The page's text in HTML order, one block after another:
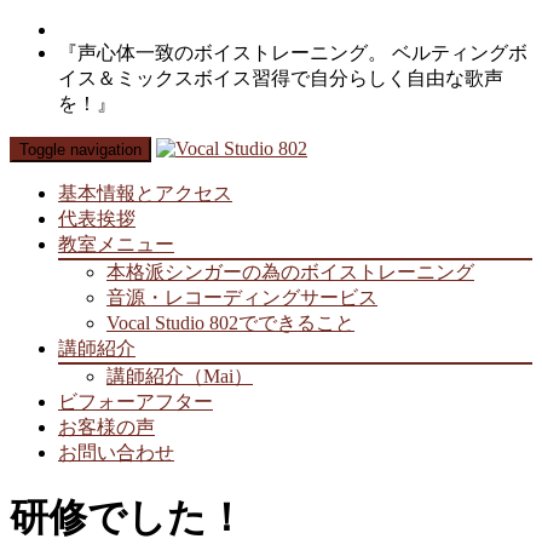
『声心体一致のボイストレーニング。 ベルティングボ
イス＆ミックスボイス習得で自分らしく自由な歌声
を！』
Toggle navigation
基本情報とアクセス
代表挨拶
教室メニュー
本格派シンガーの為のボイストレーニング
音源・レコーディングサービス
Vocal Studio 802でできること
講師紹介
講師紹介（Mai）
ビフォーアフター
お客様の声
お問い合わせ
研修でした！